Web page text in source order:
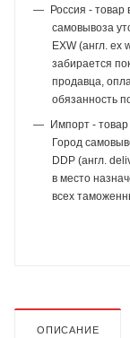
Россия - товар
самовывоза
EXW (англ. ex
забирается
продавца,
обязанность
Импорт - товар
Город
DDP (англ.
в место
всех
ОПИСАНИЕ